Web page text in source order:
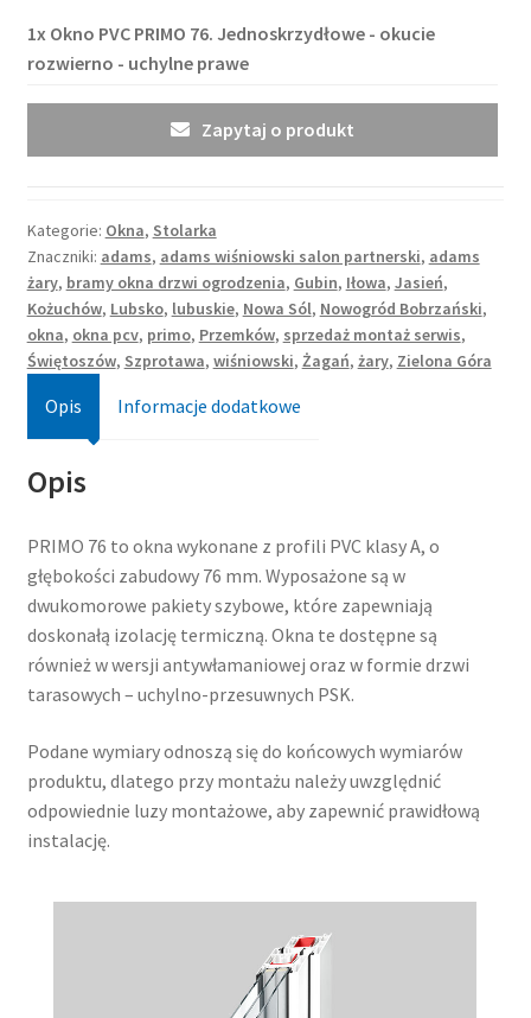
1x Okno PVC PRIMO 76. Jednoskrzydłowe - okucie
rozwierno - uchylne prawe
Zapytaj o produkt
Kategorie: Okna, Stolarka
Znaczniki: adams, adams wiśniowski salon partnerski, adams
żary, bramy okna drzwi ogrodzenia, Gubin, Iłowa, Jasień,
Kożuchów, Lubsko, lubuskie, Nowa Sól, Nowogród Bobrzański,
okna, okna pcv, primo, Przemków, sprzedaż montaż serwis,
Świętoszów, Szprotawa, wiśniowski, Żagań, żary, Zielona Góra
Opis Informacje dodatkowe
Opis
PRIMO 76 to okna wykonane z profili PVC klasy A, o
głębokości zabudowy 76 mm. Wyposażone są w
dwukomorowe pakiety szybowe, które zapewniają
doskonałą izolację termiczną. Okna te dostępne są
również w wersji antywłamaniowej oraz w formie drzwi
tarasowych – uchylno-przesuwnych PSK.
Podane wymiary odnoszą się do końcowych wymiarów
produktu, dlatego przy montażu należy uwzględnić
odpowiednie luzy montażowe, aby zapewnić prawidłową
instalację.